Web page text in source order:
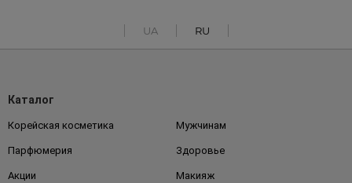
UA RU
Каталог
Корейская косметика Мужчинам
Парфюмерия Здоровье
Акции Макияж